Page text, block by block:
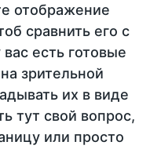
отображение
сравнить его с
есть готовые
зрительной
их в виде
тут свой вопрос,
или просто